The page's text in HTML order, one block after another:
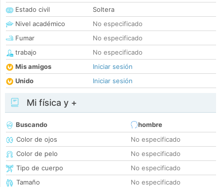
Estado civil
Soltera
Nivel académico
No especificado
Fumar
No especificado
trabajo
No especificado
Mis amigos
Iniciar sesión
Unido
Iniciar sesión
Mi física y +
Buscando
hombre
Color de ojos
No especificado
Color de pelo
No especificado
Tipo de cuerpo
No especificado
Tamaño
No especificado